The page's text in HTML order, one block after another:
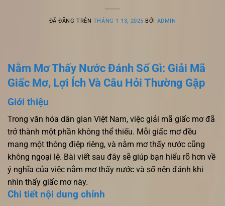
ĐÃ ĐĂNG TRÊN THÁNG 1 13, 2025 BỞI ADMIN
Nằm Mơ Thấy Nước Đánh Số Gì: Giải Mã
Giấc Mơ, Lợi Ích Và Câu Hỏi Thường Gặp
Giới thiệu
Trong văn hóa dân gian Việt Nam, việc giải mã giấc mơ đã
trở thành một phần không thể thiếu. Mỗi giấc mơ đều
mang một thông điệp riêng, và nằm mơ thấy nước cũng
không ngoại lệ. Bài viết sau đây sẽ giúp bạn hiểu rõ hơn về
ý nghĩa của việc nằm mơ thấy nước và số nên đánh khi
nhìn thấy giấc mơ này.
Chi tiết nội dung chính